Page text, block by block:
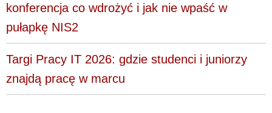
konferencja co wdrożyć i jak nie wpaść w
pułapkę NIS2
Targi Pracy IT 2026: gdzie studenci i juniorzy
znajdą pracę w marcu